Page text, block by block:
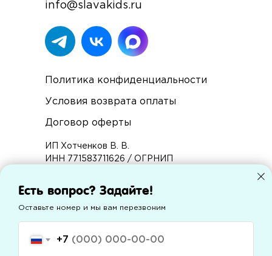
Есть вопрос? Задайте!
Оставьте номер и мы вам перезвоним
+7
info@slavakids.ru
ИП Хотченков В. В.
ИНН 771583711626 / ОГРНИП
Юридический адрес: 127221, Москва г,
Молодцова ул, дом 2, корпус 1, квартира
88
Фактический адрес: 127221, Москва г,
Молодцова ул, дом 2, корпус 1, квартира
Политика конфиденциальности
Условия возврата оплаты
Договор оферты